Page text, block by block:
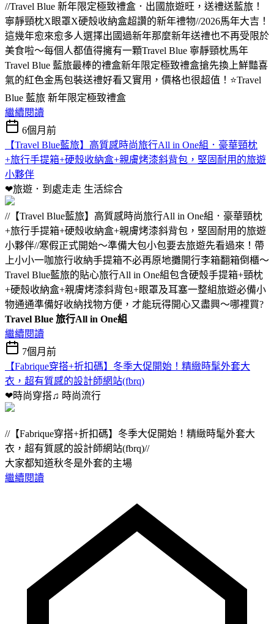
//Travel Blue 新年限定極致禮盒．出國旅遊旺，送禮送藍旅！
寧靜頸枕X眼罩X硬殼收納盒超讚的新年禮物//2026馬年大吉！
這幾年愈來愈多人選擇出國過新年那麼新年送禮也不再受限於
美食啦～每個人都值得擁有一顆Travel Blue 寧靜頸枕馬年
Travel Blue 藍旅最棒的禮盒新年限定極致禮盒搶先換上鮮豔喜
氣的紅色金馬包裝送禮好看又實用，價格也很超值！⭐Travel
Blue 藍旅 新年限定極致禮盒
繼續閱讀
6個月前
【Travel Blue藍旅】高質感時尚旅行All in One組．豪華頸枕
+旅行手提箱+硬殼收納盒+親膚烤漆斜背包，堅固耐用的旅遊
小夥伴
❤旅遊．到處走走 生活綜合
//【Travel Blue藍旅】高質感時尚旅行All in One組．豪華頸枕
+旅行手提箱+硬殼收納盒+親膚烤漆斜背包，堅固耐用的旅遊
小夥伴//寒假正式開始～準備大包小包要去旅遊先看過來！帶
上小小一咖旅行收納手提箱不必再原地攤開行李箱翻箱倒櫃～
Travel Blue藍旅的貼心旅行All in One組包含硬殼手提箱+頸枕
+硬殼收納盒+親膚烤漆斜背包+眼罩及耳塞一整組旅遊必備小
物通通準備好收納找物方便，才能玩得開心又盡興～哪裡買?
Travel Blue 旅行All in One組
繼續閱讀
7個月前
【Fabrique穿搭+折扣碼】冬季大促開始！精緻時髦外套大
衣，超有質感的設計師網站(fbrq)
❤時尚穿搭♫ 時尚流行
//【Fabrique穿搭+折扣碼】冬季大促開始！精緻時髦外套大
衣，超有質感的設計師網站(fbrq)//
大家都知道秋冬是外套的主場
繼續閱讀